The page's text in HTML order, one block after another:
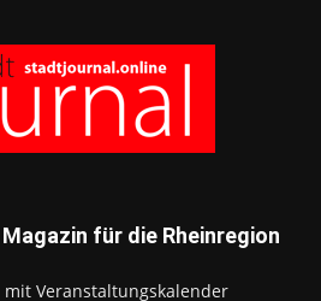
für die Rheinregion
mit Veranstaltungskalender